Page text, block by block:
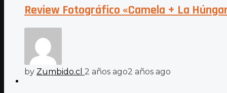
Review Fotográfico «Camela + La
by Zumbido.cl 2 años ago2 años ago